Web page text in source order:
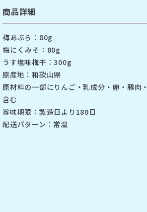
商品詳細
梅あぶら：80g
梅にくみそ：80g
うす塩味梅干：300g
原産地：和歌山県
原材料の一部にりんご・乳成分・卵・豚肉
含む
賞味期限：製造日より180日
配送パターン：常温